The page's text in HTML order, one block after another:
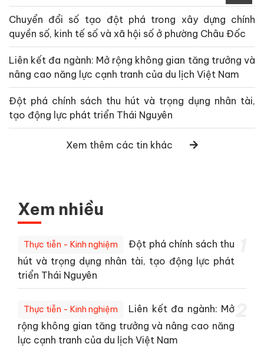
Chuyển đổi số tạo đột phá trong xây dựng chính
quyền số, kinh tế số và xã hội số ở phường Châu Đốc
Liên kết đa ngành: Mở rộng không gian tăng trưởng và
nâng cao năng lực cạnh tranh của du lịch Việt Nam
Đột phá chính sách thu hút và trọng dụng nhân tài,
tạo động lực phát triển Thái Nguyên
Xem thêm các tin khác
Xem nhiều
Thực tiễn - Kinh nghiệm
Đột phá chính sách thu
hút và trọng dụng nhân tài, tạo động lực phát
triển Thái Nguyên
Thực tiễn - Kinh nghiệm
Liên kết đa ngành: Mở
rộng không gian tăng trưởng và nâng cao năng
lực cạnh tranh của du lịch Việt Nam